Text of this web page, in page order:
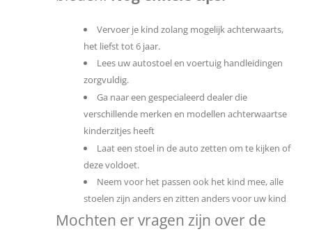
Vervoer je kind zolang mogelijk achterwaarts,
het liefst tot 6 jaar.
Lees uw autostoel en voertuig handleidingen
zorgvuldig.
Ga naar een gespecialeerd dealer die
verschillende merken en modellen achterwaartse
kinderzitjes heeft
Laat een stoel in de auto zetten om te kijken of
deze voldoet.
Neem voor het passen ook het kind mee, alle
stoelen zijn anders en zitten anders voor uw kind
Mochten er vragen zijn over de